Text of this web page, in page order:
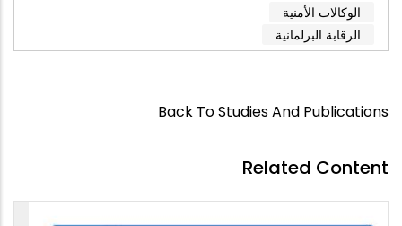
الوكالات الأمنية
الرقابة البرلمانية
Back To Studies And Publications
Related Content